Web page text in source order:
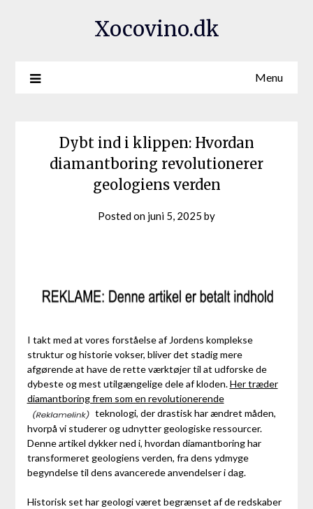
Xocovino.dk
Menu
Dybt ind i klippen: Hvordan
diamantboring revolutionerer
geologiens verden
Posted on juni 5, 2025 by
I takt med at vores forståelse af Jordens komplekse
struktur og historie vokser, bliver det stadig mere
afgørende at have de rette værktøjer til at udforske de
dybeste og mest utilgængelige dele af kloden.Her træder
diamantboring frem som en revolutionerende
teknologi, der drastisk har ændret måden,
hvorpå vi studerer og udnytter geologiske ressourcer.
Denne artikel dykker ned i, hvordan diamantboring har
transformeret geologiens verden, fra dens ydmyge
begyndelse til dens avancerede anvendelser i dag.
Historisk set har geologi været begrænset af de redskaber